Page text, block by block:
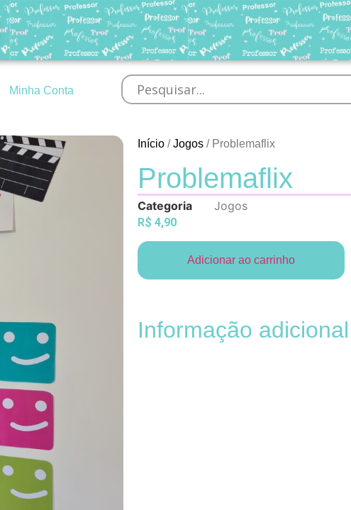
Minha Conta
Início /Jogos / Problemaflix
Problemaflix
Categoria Jogos
R$ 4,90
Adicionar ao carrinho
Informação adicional